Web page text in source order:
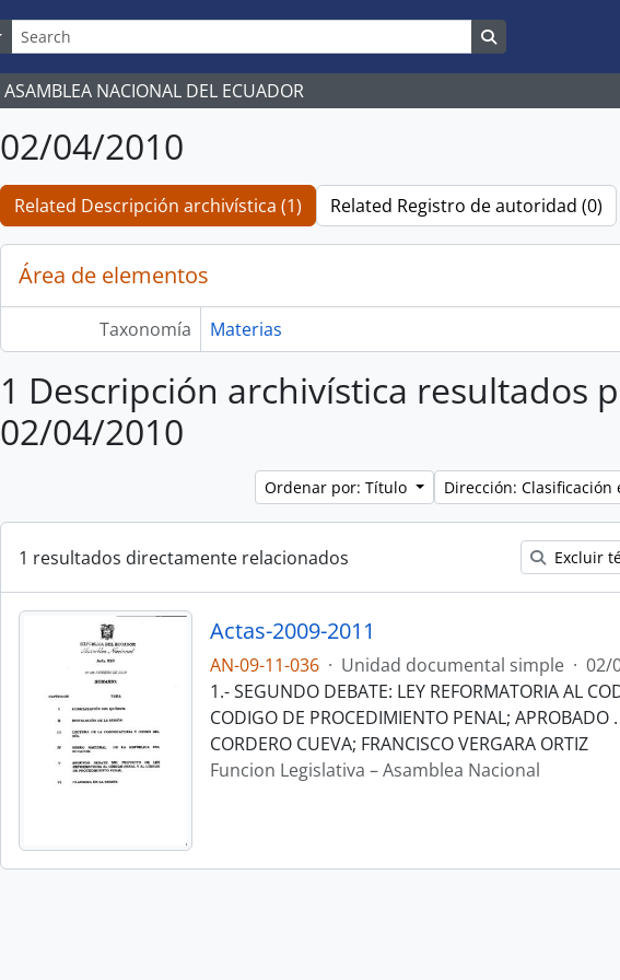
options
NACIONAL DEL ECUADOR
02/04/2010
Related Descripción archivística (1) Related Registro de autoridad (0)
Área de elementos
Taxonomía Materias
1 Descripción archivística resultados
02/04/2010
Ordenar por: Título Dirección:
1 resultados directamente relacionados Excluir
Actas-2009-2011
AN-09-11-036 · Unidad documental simple · 02/
1.- SEGUNDO DEBATE: LEY REFORMATORIA AL
CODIGO DE PROCEDIMIENTO PENAL; APROBADO
CORDERO CUEVA; FRANCISCO VERGARA ORTIZ
Funcion Legislativa – Asamblea Nacional